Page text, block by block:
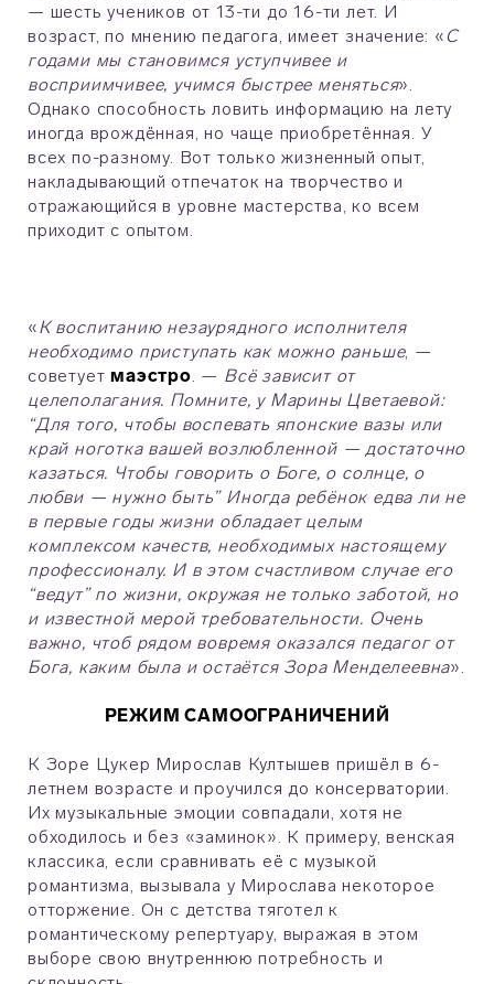
— шесть учеников от 13-ти до 16-ти лет. И
возраст, по мнению педагога, имеет значение: « С
годами мы становимся уступчивее и
восприимчивее, учимся быстрее меняться».
Однако способность ловить информацию на лету
иногда врождённая, но чаще приобретённая. У
всех по-разному. Вот только жизненный опыт,
накладывающий отпечаток на творчество и
отражающийся в уровне мастерства, ко всем
приходит с опытом.
«К воспитанию незаурядного исполнителя
необходимо приступать как можно раньше, —
советуетмаэстро. — Всё зависит от
целеполагания. Помните, у Марины Цветаевой:
“Для того, чтобы воспевать японские вазы или
край ноготка вашей возлюбленной — достаточно
казаться. Чтобы говорить о Боге, о солнце, о
любви — нужно быть” Иногда ребёнок едва ли не
в первые годы жизни обладает целым
комплексом качеств, необходимых настоящему
профессионалу. И в этом счастливом случае его
“ведут” по жизни, окружая не только заботой, но
и известной мерой требовательности. Очень
важно, чтоб рядом вовремя оказался педагог от
Бога, каким была и остаётся Зора Менделеевна».
РЕЖИМ САМООГРАНИЧЕНИЙ
К Зоре Цукер Мирослав Култышев пришёл в 6-
летнем возрасте и проучился до консерватории.
Их музыкальные эмоции совпадали, хотя не
обходилось и без «заминок». К примеру, венская
классика, если сравнивать её с музыкой
романтизма, вызывала у Мирослава некоторое
отторжение. Он с детства тяготел к
романтическому репертуару, выражая в этом
выборе свою внутреннюю потребность и